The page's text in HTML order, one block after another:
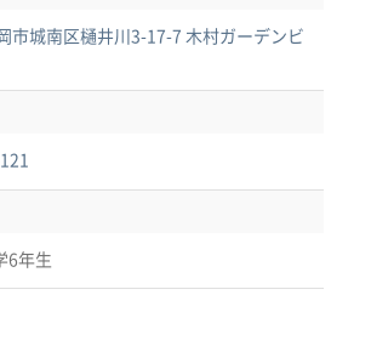
市城南区樋井川3-17-7 木村ガーデンビ
6年生